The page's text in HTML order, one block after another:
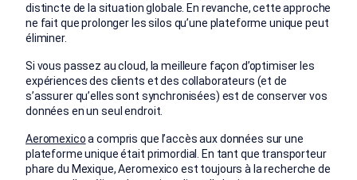
distincte de la situation globale. En revanche, cette approche
ne fait que prolonger les silos qu’une plateforme unique peut
éliminer.
Si vous passez au cloud, la meilleure façon d’optimiser les
expériences des clients et des collaborateurs (et de
s’assurer qu’elles sont synchronisées) est de conserver vos
données en un seul endroit.
Aeromexicoa compris que l’accès aux données sur une
plateforme unique était primordial. En tant que transporteur
phare du Mexique, Aeromexico est toujours à la recherche de